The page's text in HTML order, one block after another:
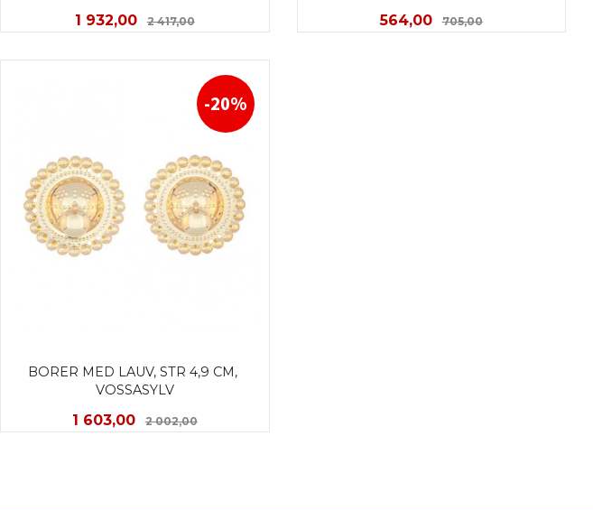
Tilbud
1 932,00 2 417,00Rabatt Tilbud
564,00 705,00Rabatt
BORER MED LAUV, STR 4,9 CM,
VOSSASYLV
Tilbud
1 603,00 2 002,00Rabatt
-20%